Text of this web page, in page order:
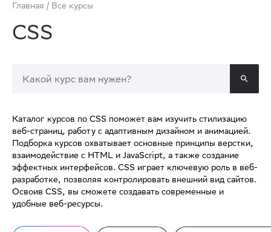
Главная / Все курсы
CSS
Каталог курсов по CSS поможет вам изучить стилизацию
веб-страниц, работу с адаптивным дизайном и анимацией.
Подборка курсов охватывает основные принципы верстки,
взаимодействие с HTML и JavaScript, а также создание
эффектных интерфейсов. CSS играет ключевую роль в веб-
разработке, позволяя контролировать внешний вид сайтов.
Освоив CSS, вы сможете создавать современные и
удобные веб-ресурсы.